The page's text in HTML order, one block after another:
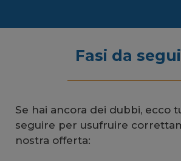
Fasi da
Se hai ancora dei dubbi, ecco
seguire per usufruire
nostra offerta: